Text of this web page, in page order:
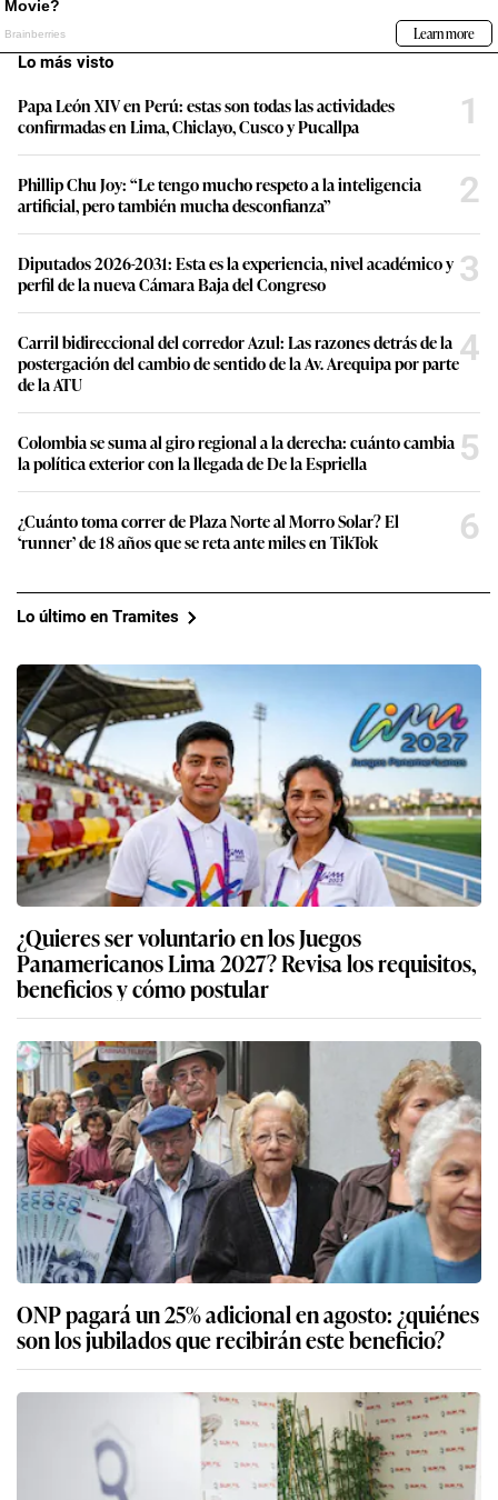
Lo más visto
Papa León XIV en Perú: estas son todas las actividades
confirmadas en Lima, Chiclayo, Cusco y Pucallpa
1
Phillip Chu Joy: “Le tengo mucho respeto a la inteligencia
artificial, pero también mucha desconfianza”
2
Diputados 2026-2031: Esta es la experiencia, nivel académico y
perfil de la nueva Cámara Baja del Congreso
3
Carril bidireccional del corredor Azul: Las razones detrás de la
postergación del cambio de sentido de la Av. Arequipa por parte
de la ATU
4
Colombia se suma al giro regional a la derecha: cuánto cambia
la política exterior con la llegada de De la Espriella
5
¿Cuánto toma correr de Plaza Norte al Morro Solar? El
‘runner’ de 18 años que se reta ante miles en TikTok
6
Lo último en Tramites
¿Quieres ser voluntario en los Juegos
Panamericanos Lima 2027? Revisa los requisitos,
beneficios y cómo postular
ONP pagará un 25% adicional en agosto: ¿quiénes
son los jubilados que recibirán este beneficio?